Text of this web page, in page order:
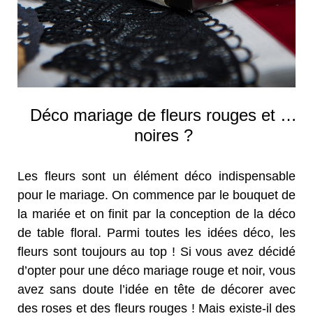
Déco mariage de fleurs rouges et …
noires ?
Les fleurs sont un élément déco indispensable
pour le mariage. On commence par le bouquet de
la mariée et on finit par la conception de la déco
de table floral. Parmi toutes les idées déco, les
fleurs sont toujours au top ! Si vous avez décidé
d’opter pour une déco mariage rouge et noir, vous
avez sans doute l’idée en tête de décorer avec
des roses et des fleurs rouges ! Mais existe-il des